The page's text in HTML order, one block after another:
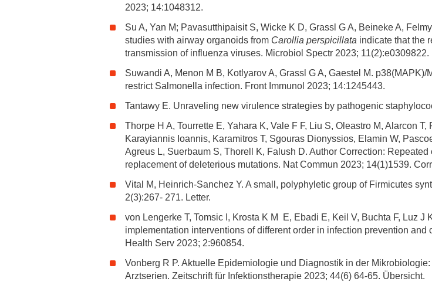
2023; 14:1048312.
Su A, Yan M; Pavasutthipaisit S, Wicke K D, Grassl G A, Beineke A,
studies with airway organoids from Carollia perspicillata indicate that the
transmission of influenza viruses. Microbiol Spectr 2023; 11(2):e0309822.
Suwandi A, Menon M B, Kotlyarov A, Grassl G A, Gaestel M.
restrict Salmonella infection. Front Immunol 2023; 14:1245443.
Tantawy E. Unraveling new virulence strategies by pathogenic
Thorpe H A, Tourrette E, Yahara K, Vale F F, Liu S, Oleastro M, Alarcon
Karayiannis Ioannis, Karamitros T, Sgouras Dionyssios, Elamin W,
Agreus L, Suerbaum S, Thorell K, Falush D. Author Correction:
replacement of deleterious mutations. Nat Commun 2023; 14(1)1539.
Vital M, Heinrich-Sanchez Y. A small, polyphyletic group of Firmicutes
2(3):267- 271. Letter.
von Lengerke T, Tomsic I, Krosta K M E, Ebadi E, Keil V, Buchta F, Luz J
implementation interventions of different order in infection prevention
Health Serv 2023; 2:960854.
Vonberg R P. Aktuelle Epidemiologie und Diagnostik in der
Arztserien. Zeitschrift für Infektionstherapie 2023; 44(6) 64-65. Übersicht.